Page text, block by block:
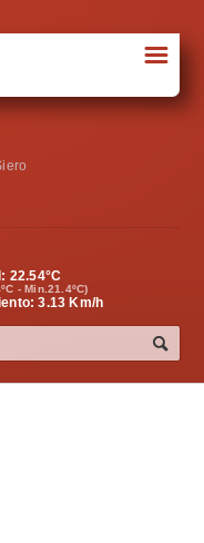
☰
22.54°C
- Min.21.4ºC)
3.13 Km/h